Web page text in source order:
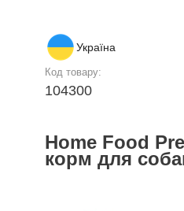
Україна
Код товару:
104300
Home Food
корм для